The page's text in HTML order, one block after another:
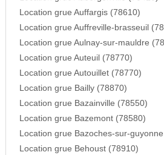
Location grue Auffargis (78610)
Location grue Auffreville-brasseuil
Location grue Aulnay-sur-mauldre
Location grue Auteuil (78770)
Location grue Autouillet (78770)
Location grue Bailly (78870)
Location grue Bazainville (78550)
Location grue Bazemont (78580)
Location grue Bazoches-sur-
Location grue Behoust (78910)